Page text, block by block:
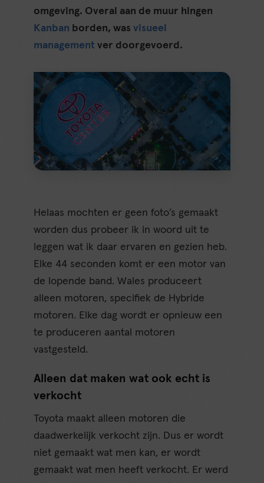
omgeving. Overal aan de muur hingen
Kanban borden, wasvisueel
management ver doorgevoerd.
Helaas mochten er geen foto’s gemaakt
worden dus probeer ik in woord uit te
leggen wat ik daar ervaren en gezien heb.
Elke 44 seconden komt er een motor van
de lopende band. Wales produceert
alleen motoren, specifiek de Hybride
motoren. Elke dag wordt er opnieuw een
te produceren aantal motoren
vastgesteld.
Alleen dat maken wat ook echt is
verkocht
Toyota maakt alleen motoren die
daadwerkelijk verkocht zijn. Dus er wordt
niet gemaakt wat men kan, er wordt
gemaakt wat men heeft verkocht. Er werd